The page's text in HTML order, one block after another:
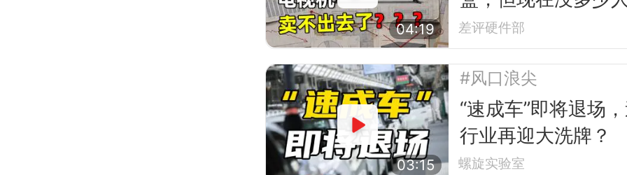
04:19
电视了
差评硬件部
03:15
#风口浪尖
“速成车”即将退场
行业再迎大洗牌？
螺旋实验室